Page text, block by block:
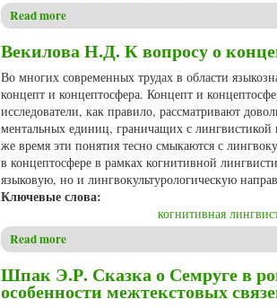
Read more
Векилова Н.Д. К вопросу о
Во многих современных трудах в области
концепт и концептосфера. Концепт и
исследователи, как правило, рассматривают
ментальных единиц, граничащих с
же время эти понятия тесно смыкаются с
в концептосфере в рамках когнитивной
языковую, но и лингвокультурологическую
Ключевые слова:
когнитивная
Read more
Шпак Э.Р. Сказка о Семруге в
особенности межтекстовых